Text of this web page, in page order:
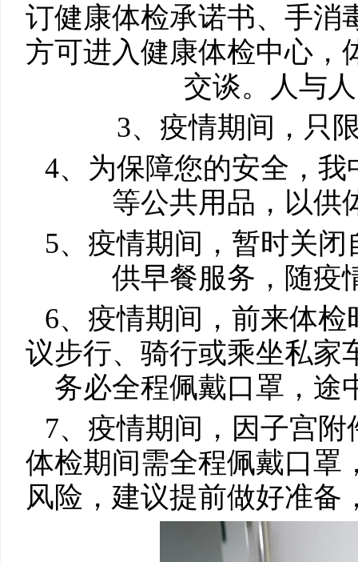
订健康体检承诺书、手消
方可进入健康体检中心，
交谈。人与
3、疫情期间，只
4、为保障您的安全，
等公共用品，以供
5、疫情期间，暂时关
供早餐服务，随疫
6、疫情期间，前来体
议步行、骑行或乘坐私家
务必全程佩戴口罩，途
7、疫情期间，因子宫
体检期间需全程佩戴口罩
风险，建议提前做好准备